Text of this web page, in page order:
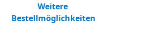
Weitere
Bestellmöglichkeiten